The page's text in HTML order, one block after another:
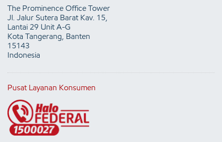
The Prominence Office Tower
Jl. Jalur Sutera Barat Kav. 15,
Lantai 29 Unit A-G
Kota Tangerang, Banten
15143
Indonesia
Pusat Layanan Konsumen